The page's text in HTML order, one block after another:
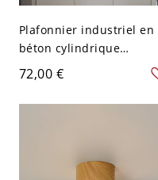
Plafonnier industriel en
béton cylindrique
affleurant pour couloir -
10,16 cm Blanc 110 V-120
V
72,00 €